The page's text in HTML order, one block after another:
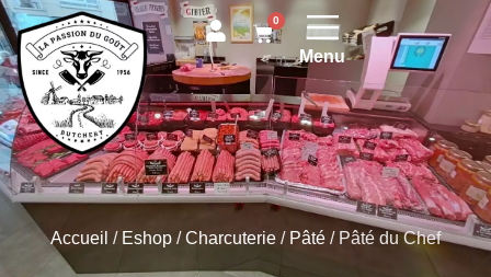
0
Menu
Accueil / Eshop /Charcuterie / Pâté / Pâté du Chef